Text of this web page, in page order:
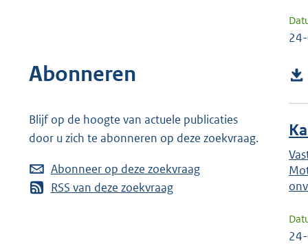
Abonneren
Blijf op de hoogte van actuele publicaties
door u zich te abonneren op deze zoekvraag.
Abonneer op deze zoekvraag
RSS van deze zoekvraag